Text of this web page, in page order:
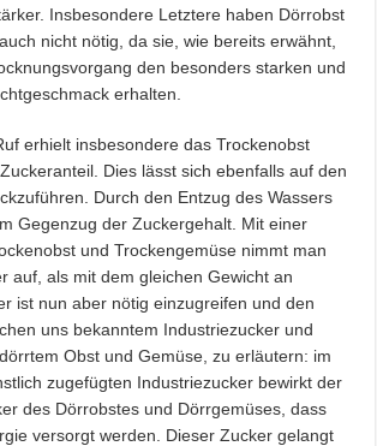
Insbesondere Letztere haben Dörrobst
nicht nötig, da sie, wie bereits erwähnt,
den besonders starken und
erhalten.
erhielt insbesondere das Trockenobst
Dies lässt sich ebenfalls auf den
Durch den Entzug des Wassers
Gegenzug der Zuckergehalt. Mit einer
und Trockengemüse nimmt man
auf, als mit dem gleichen Gewicht an
ist nun aber nötig einzugreifen und den
uns bekanntem Industriezucker und
Obst und Gemüse, zu erläutern: im
zugefügten Industriezucker bewirkt der
des Dörrobstes und Dörrgemüses, dass
versorgt werden. Dieser Zucker gelangt